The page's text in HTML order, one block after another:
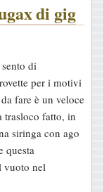
di gig
di
per i motivi
fare è un veloce
trasloco fatto, in
siringa con ago
questa
vuoto nel